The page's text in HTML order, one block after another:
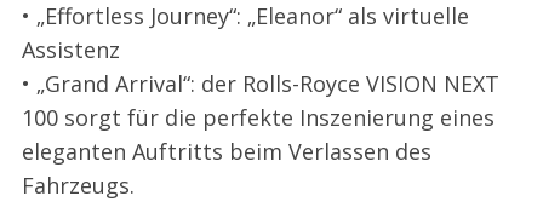
• „Effortless Journey“: „Eleanor“ als virtuelle
Assistenz
• „Grand Arrival“: der Rolls-Royce VISION NEXT
100 sorgt für die perfekte Inszenierung eines
eleganten Auftritts beim Verlassen des
Fahrzeugs.